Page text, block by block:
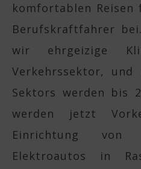
komfortablen
Berufskraftfahrer
wir ehrgeizige
Verkehrssektor, und
Sektors werden bis
werden jetzt
Einrichtung von
Elektroautos in